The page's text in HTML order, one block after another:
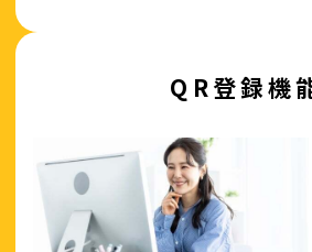
QR登録機